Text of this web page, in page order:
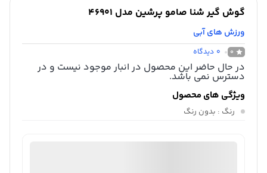
گوش گیر شنا صامو پرشین مدل 46901
ورزش های آبی
0
0 دیدگاه
در حال حاضر این محصول در انبار موجود نیست و در
دسترس نمی باشد.
ویژگی های محصول
رنگ : بدون رنگ